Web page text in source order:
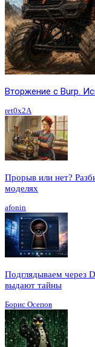
Вторжение с Burp.
ret0x2A
Прорыв или нет?
моделях
afonin
Подглядываем через
выдают тайны
Борис Осепов